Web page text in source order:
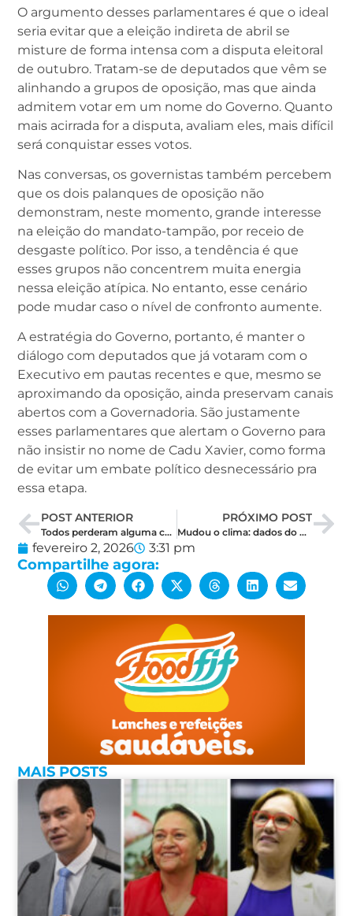
O argumento desses parlamentares é que o ideal
seria evitar que a eleição indireta de abril se
misture de forma intensa com a disputa eleitoral
de outubro. Tratam-se de deputados que vêm se
alinhando a grupos de oposição, mas que ainda
admitem votar em um nome do Governo. Quanto
mais acirrada for a disputa, avaliam eles, mais difícil
será conquistar esses votos.
Nas conversas, os governistas também percebem
que os dois palanques de oposição não
demonstram, neste momento, grande interesse
na eleição do mandato-tampão, por receio de
desgaste político. Por isso, a tendência é que
esses grupos não concentrem muita energia
nessa eleição atípica. No entanto, esse cenário
pode mudar caso o nível de confronto aumente.
A estratégia do Governo, portanto, é manter o
diálogo com deputados que já votaram com o
Executivo em pautas recentes e que, mesmo se
aproximando da oposição, ainda preservam canais
abertos com a Governadoria. São justamente
esses parlamentares que alertam o Governo para
não insistir no nome de Cadu Xavier, como forma
de evitar um embate político desnecessário pra
essa etapa.
POST ANTERIOR
Todos perderam alguma coisa. Os efeitos do tsunami de duas semanas na política no RN
PRÓXIMO POST
Mudou o clima: dados do Governo reduzem tom alarmista sobre finanças estaduais
fevereiro 2, 2026 3:31 pm
Compartilhe agora:
MAIS POSTS